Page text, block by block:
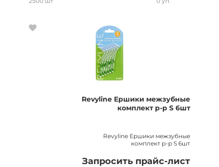
Revyline Ершики межзубные
комплект р-р S 6шт
Revyline Ершики межзубные
комплект р-р S 6шт
Запросить прайс-лист